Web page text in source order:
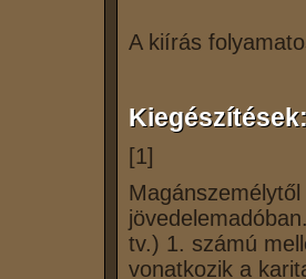
A kiírás
[1]
tv.) 1. számú
vonatkozik a